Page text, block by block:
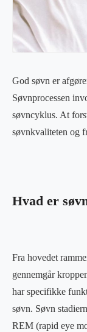
God søvn er
Søvnprocessen
søvncyklus. At
søvnkvaliteten og
Hvad er
Fra hovedet
gennemgår
har specifikke
søvn. Søvn
REM (rapid eye